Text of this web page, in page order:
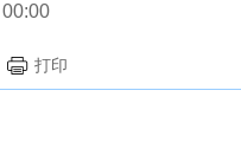
打印